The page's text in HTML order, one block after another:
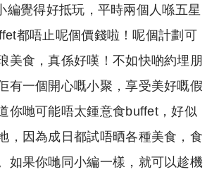
編覺得好抵玩，平時兩個人喺五星
都唔止呢個價錢啦！呢個計劃可
美食，真係好嘆！不如快啲約埋朋
有一個開心嘅小聚，享受美好嘅假
你哋可能唔太鍾意食buffet，好似
，因為成日都試唔晒各種美食，食
如果你哋同小編一樣，就可以趁機